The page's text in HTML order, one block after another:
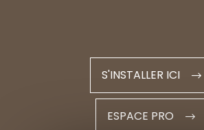
S'INSTALLER ICI
ESPACE PRO